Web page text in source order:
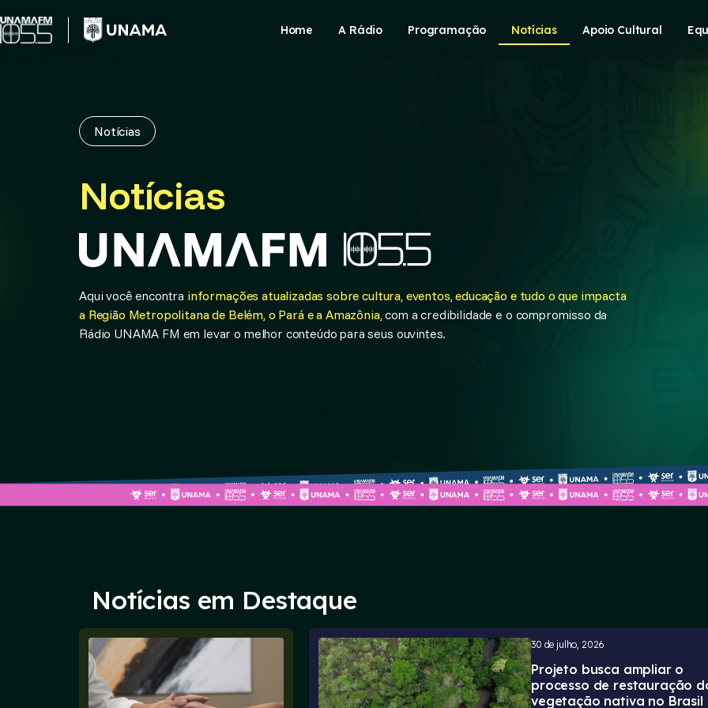
to
content
Home A Rádio Programação Notícias Apoio Cultural
Notícias
Notícias
Aqui você encontra informações atualizadas sobre cultura, eventos, educação e tudo o que impacta
a Região Metropolitana de Belém, o Pará e a Amazônia,com a credibilidade e o compromisso da
Rádio UNAMA FM em levar o melhor conteúdo para seus ouvintes.
Notícias em Destaque
30 de julho, 2026
Projeto busca ampliar o
processo de restauração
vegetação nativa no Brasil